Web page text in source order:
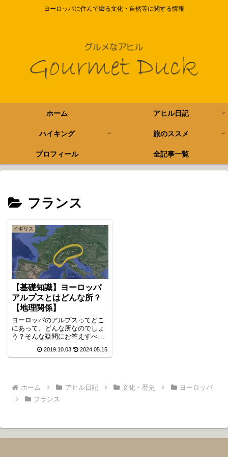
ヨーロッパに住んで綴る文化・自然等に関する情報
ホーム アヒル日記
ハイキング 旅のススメ
プロフィール 全記事一覧
フランス
イギリス
【基礎知識】ヨーロッパ
アルプスとはどんな所？
【地理関係】
ヨーロッパのアルプスってどこ
にあって、どんな所なのでしょ
う？そんな疑問にお答えすべ
地理関係をご紹介します。
2019.10.03 2024.05.15
ホーム アヒル日記 文化・歴史
ヨーロッパ
フランス